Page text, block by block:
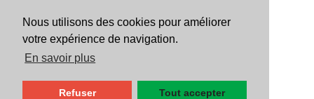
Nous utilisons des cookies pour améliorer
votre expérience de navigation.
En savoir plus
Refuser Tout accepter
Suivez-nous sur les